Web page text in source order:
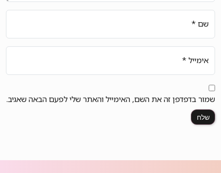
שם *
אימייל *
שמור בדפדפן זה את השם, האימייל והאתר שלי לפעם הבאה שאגיב.